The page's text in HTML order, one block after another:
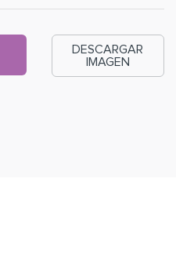
DESCARGAR
IMAGEN